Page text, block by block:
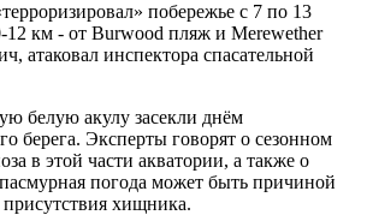
побережье с 7 по 13
12 км - от Burwood пляж и Merewether
атаковал инспектора спасательной
белую акулу засекли днём
берега. Эксперты говорят о сезонном
в этой части акватории, а также о
погода может быть причиной
присутствия хищника.